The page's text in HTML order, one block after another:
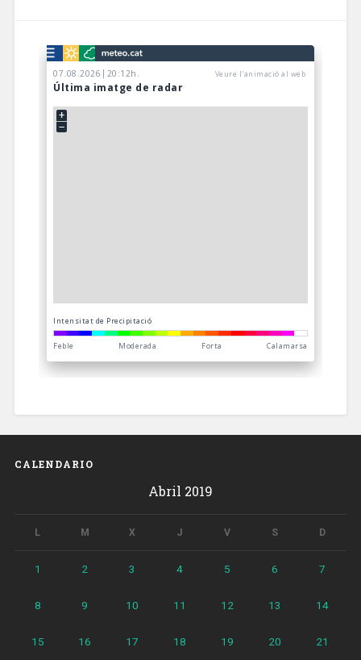
CALENDARIO
Abril 2019
L M X J V S D
1 2 3 4 5 6 7
8 9 10 11 12 13 14
15 16 17 18 19 20 21